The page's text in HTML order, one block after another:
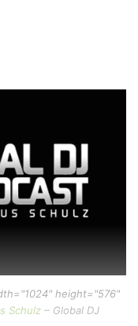
height="576"
Schulz – Global DJ